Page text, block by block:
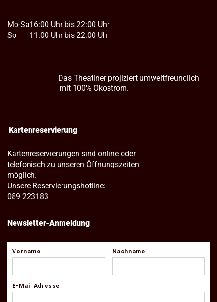
Mo-Sa
So
16:00 Uhr bis 22:00 Uhr
11:00 Uhr bis 22:00 Uhr
Das Theatiner projiziert umweltfreundlich
mit 100% Ökostrom.
Kartenreservierung
Kartenreservierungen sind online oder
telefonisch zu unseren Öffnungszeiten
möglich.
Unsere Reservierungshotline:
089 223183
Newsletter-Anmeldung